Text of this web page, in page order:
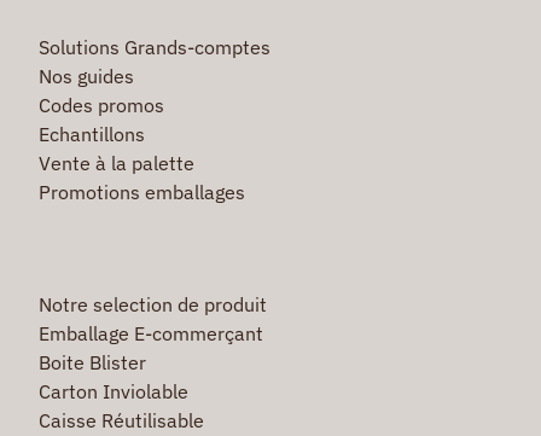
Solutions Grands-comptes
Nos guides
Codes promos
Echantillons
Vente à la palette
Promotions emballages
Notre selection de produit
Emballage E-commerçant
Boite Blister
Carton Inviolable
Caisse Réutilisable